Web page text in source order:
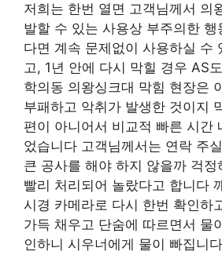
저희는 한번 열면 고객님께서 의
발할 수 있는 사용상 부주의한 행
다면 계속 문제없이 사용하실 수
고, 1년 안에 다시 막힐 경우 AS
학의동 의왕싱크대 막힘 현장은
부패하고 악취가 발생한 것이지
편이 아니어서 비교적 빠른 시간
었습니다 고객님께서는 연락 주
큰 공사를 해야 하지 않을까 걱정
빨리 처리되어 놀랐다고 합니다
시경 카메라로 다시 한번 확인하
가득 채우고 단숨에 따르면서 물
인하니 시우너에게 물이 빠집니